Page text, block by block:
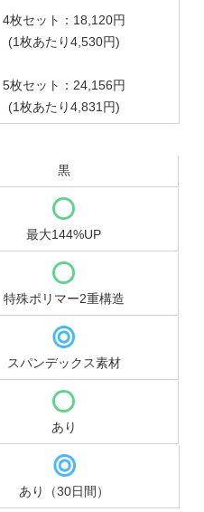
4枚セット：18,120円
(1枚あたり4,530円)
5枚セット：24,156円
(1枚あたり4,831円)
黒
最大144%UP
特殊ポリマー2重構造
スパンデックス素材
あり
あり（30日間）